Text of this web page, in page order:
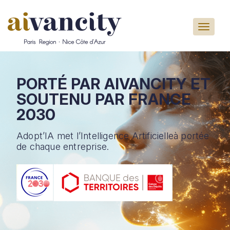
PORTÉ PAR AIVANCITYET
SOUTENU PAR FRANCE
2030
Adopt’IA met l’Intelligence Artificielleà portée
de chaque entreprise.